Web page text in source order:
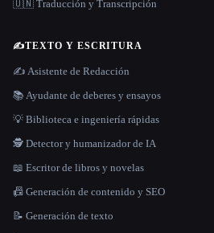
🇺🇳 Traducción y Transcripción
✍️TEXTO Y ESCRITURA
✍️ Asistente de Redacción
📚 Ayudante de deberes y ensayos
💡 Biblioteca e ingeniería rápidas
🕵️ Detector y humanizador de IA
📖 Escritor de libros y novelas
📠 Generación de contenido y SEO
📝 Generación de texto